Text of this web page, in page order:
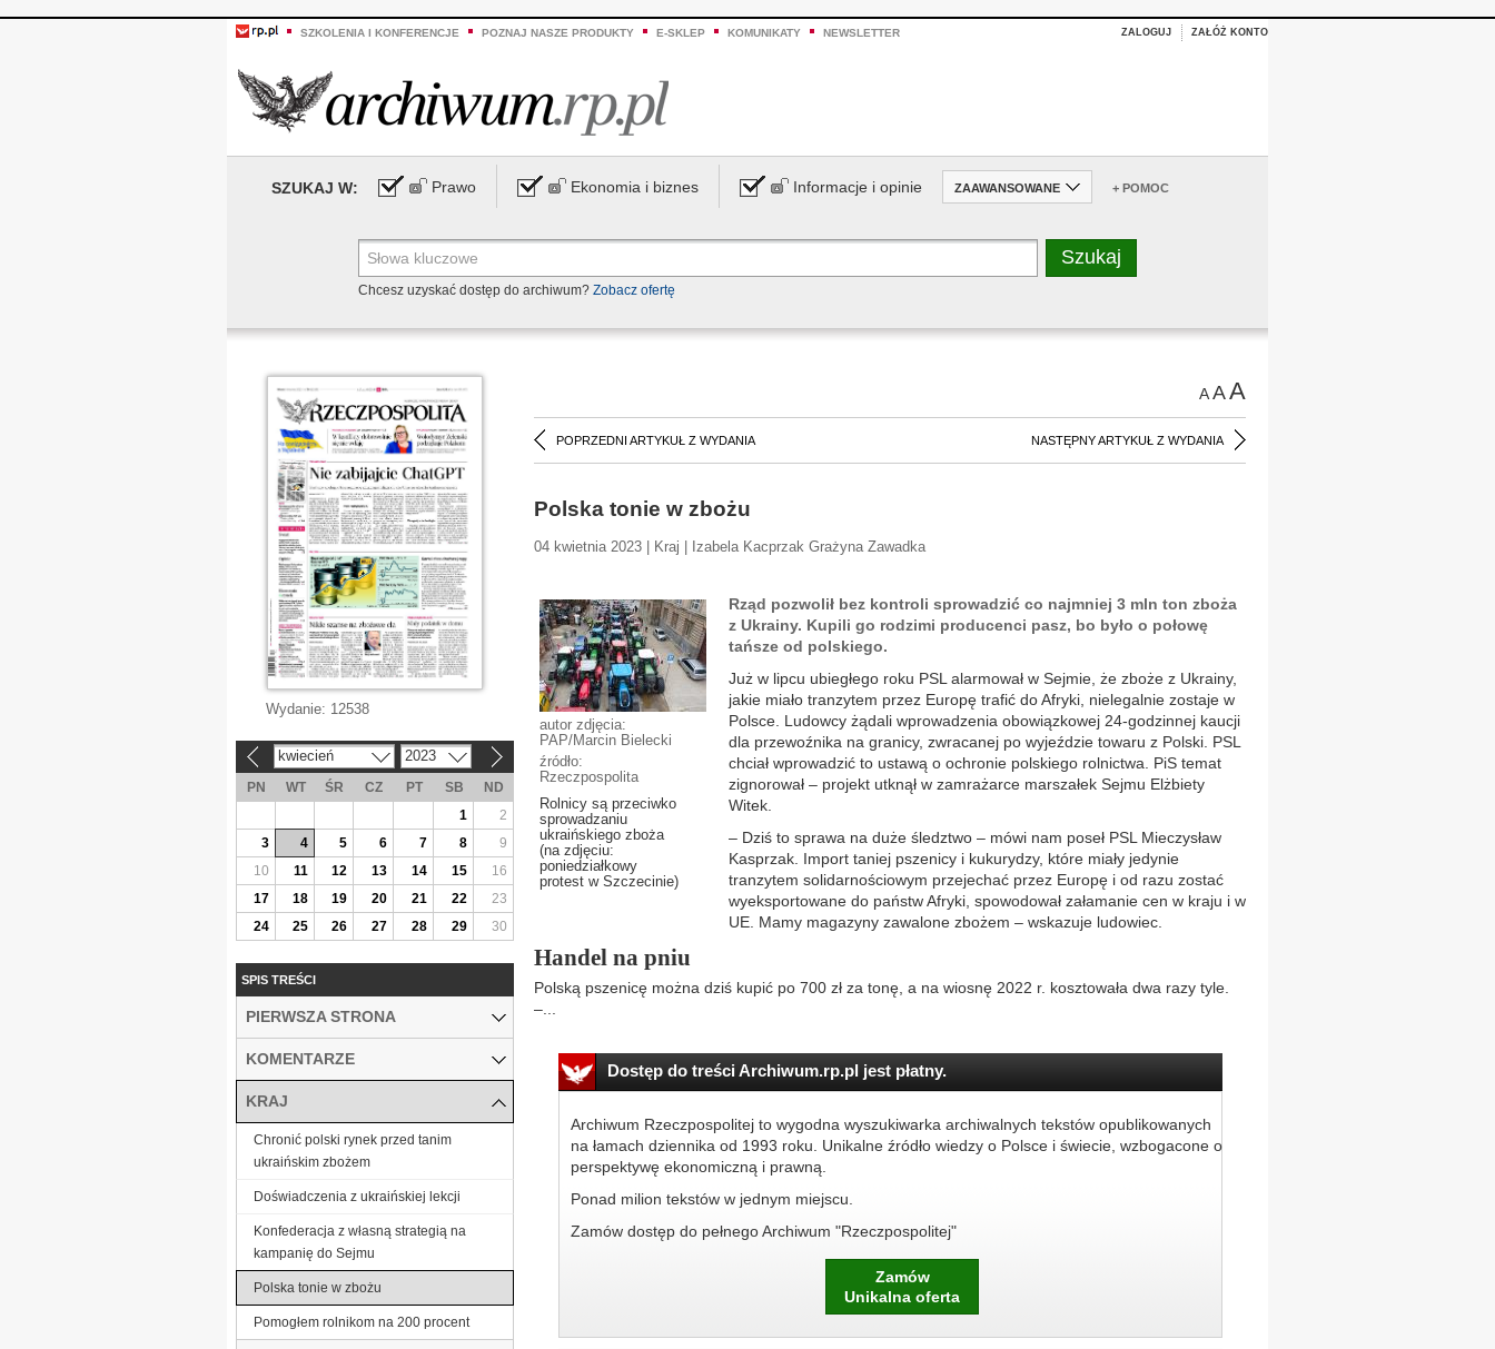
SZKOLENIA I KONFERENCJE POZNAJ NASZE PRODUKTY E-SKLEP KOMUNIKATY NEWSLETTER ZALOGUJ ZAŁÓŻ KONTO
SZUKAJ W: Prawo Ekonomia i biznes Informacje i opinie ZAAWANSOWANE + POMOC
Chcesz uzyskać dostęp do archiwum? Zobacz ofertę
AAA
POPRZEDNI ARTYKUŁ Z WYDANIA NASTĘPNY ARTYKUŁ Z WYDANIA
Polska tonie w zbożu
04 kwietnia 2023 | Kraj | Izabela Kacprzak Grażyna Zawadka
autor zdjęcia:
PAP/Marcin Bielecki
źródło:
Rzeczpospolita
Rolnicy są przeciwko
sprowadzaniu
ukraińskiego zboża
(na zdjęciu:
poniedziałkowy
protest w Szczecinie)
Rząd pozwolił bez kontroli sprowadzić co najmniej 3 mln ton zboża
z Ukrainy. Kupili go rodzimi producenci pasz, bo było o połowę
tańsze od polskiego.
Już w lipcu ubiegłego roku PSL alarmował w Sejmie, że zboże z Ukrainy,
jakie miało tranzytem przez Europę trafić do Afryki, nielegalnie zostaje w
Polsce. Ludowcy żądali wprowadzenia obowiązkowej 24-godzinnej kaucji
dla przewoźnika na granicy, zwracanej po wyjeździe towaru z Polski. PSL
chciał wprowadzić to ustawą o ochronie polskiego rolnictwa. PiS temat
zignorował – projekt utknął w zamrażarce marszałek Sejmu Elżbiety
Witek.
– Dziś to sprawa na duże śledztwo – mówi nam poseł PSL Mieczysław
Kasprzak. Import taniej pszenicy i kukurydzy, które miały jedynie
tranzytem solidarnościowym przejechać przez Europę i od razu zostać
wyeksportowane do państw Afryki, spowodował załamanie cen w kraju i w
UE. Mamy magazyny zawalone zbożem – wskazuje ludowiec.
Handel na pniu
Polską pszenicę można dziś kupić po 700 zł za tonę, a na wiosnę 2022 r. kosztowała dwa razy tyle.
–...
Dostęp do treści Archiwum.rp.pl jest płatny.
Archiwum Rzeczpospolitej to wygodna wyszukiwarka archiwalnych tekstów opublikowanych
na łamach dziennika od 1993 roku. Unikalne źródło wiedzy o Polsce i świecie, wzbogacone o
perspektywę ekonomiczną i prawną.
Ponad milion tekstów w jednym miejscu.
Zamów dostęp do pełnego Archiwum "Rzeczpospolitej"
Zamów
Unikalna oferta
Wydanie: 12538
kwiecień 2023
PN WT ŚR CZ PT SB
ND
1
2
3
4 5 6 7 8
9
10
11 12 13 14 15
16
17
18 19 20 21 22
23
24
25 26 27 28 29 30
SPIS TREŚCI
PIERWSZA STRONA
KOMENTARZE
KRAJ
Chronić polski rynek przed tanim
ukraińskim zbożem
Doświadczenia z ukraińskiej lekcji
Konfederacja z własną strategią na
kampanię do Sejmu
Polska tonie w zbożu
Pomogłem rolnikom na 200 procent